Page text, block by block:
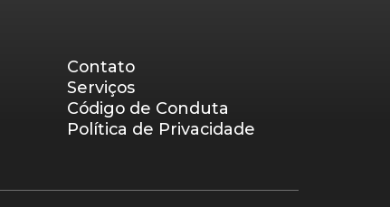
Contato
Serviços
Código de Conduta
Política de Privacidade